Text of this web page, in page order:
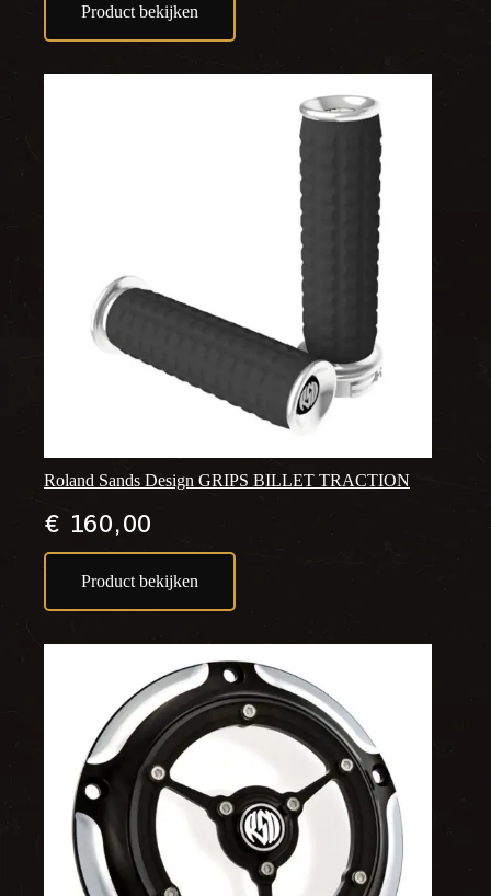
Product bekijken
Roland Sands Design GRIPS BILLET TRACTION
€160,00
Product bekijken